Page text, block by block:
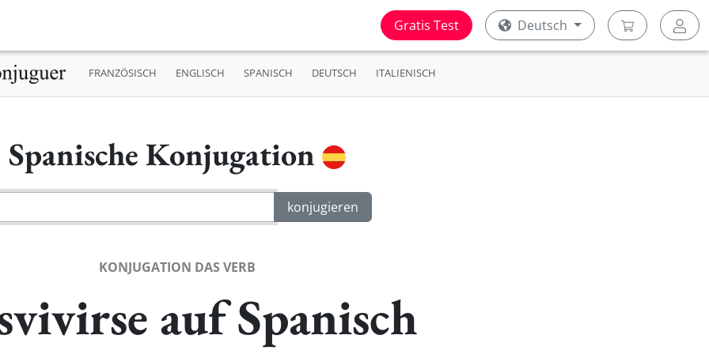
Gratis Test Deutsch
FRANZÖSISCH ENGLISCH SPANISCH DEUTSCH ITALIENISCH
Spanische Konjugation
KONJUGATION DAS VERB
auf Spanisch